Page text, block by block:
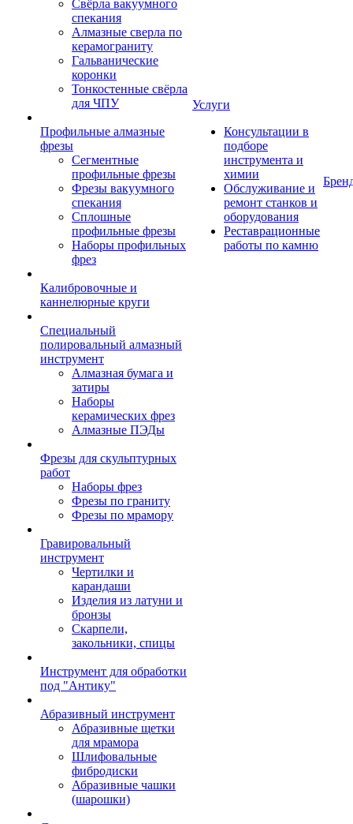
Свёрла вакуумного
спекания
Алмазные сверла по
керамограниту
Гальванические
коронки
Тонкостенные свёрла
для ЧПУ
Профильные алмазные
фрезы
Сегментные
профильные фрезы
Фрезы вакуумного
спекания
Сплошные
профильные фрезы
Наборы профильных
фрез
Калибровочные и
каннелюрные круги
Специальный
полировальный алмазный
инструмент
Алмазная бумага и
затиры
Наборы
керамических фрез
Алмазные ПЭДы
Фрезы для скульптурных
работ
Наборы фрез
Фрезы по граниту
Фрезы по мрамору
Гравировальный
инструмент
Чертилки и
карандаши
Изделия из латуни и
бронзы
Скарпели,
закольники, спицы
Инструмент для обработки
под "Антику"
Абразивный инструмент
Абразивные щетки
для мрамора
Шлифовальные
фибродиски
Абразивные чашки
(шарошки)
Услуги
Консультации в
подборе
инструмента и
химии
Обслуживание и
ремонт станков и
оборудования
Реставрационные
работы по камню